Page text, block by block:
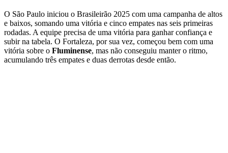
O São Paulo iniciou o Brasileirão 2025 com uma campanha de altos
e baixos, somando uma vitória e cinco empates nas seis primeiras
rodadas. A equipe precisa de uma vitória para ganhar confiança e
subir na tabela. O Fortaleza, por sua vez, começou bem com uma
vitória sobre o Fluminense, mas não conseguiu manter o ritmo,
acumulando três empates e duas derrotas desde então.